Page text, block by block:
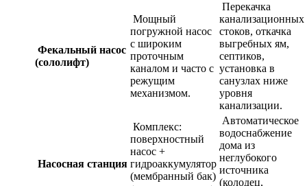
Фекальный насос
(сололифт)
Мощный
погружной насос
с широким
проточным
каналом и часто с
режущим
механизмом.
Перекачка
канализационных
стоков, откачка
выгребных ям,
септиков,
установка в
санузлах ниже
уровня
канализации.
Насосная станция
Комплекс:
поверхностный
насос +
гидроаккумулятор
(мембранный бак)
Автоматическое
водоснабжение
дома из
неглубокого
источника
(колодец,